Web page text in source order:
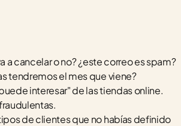
cancelar o no? ¿este correo es spam?
tendremos el mes que viene?
interesar" de las tiendas online.
de clientes que no habías definido